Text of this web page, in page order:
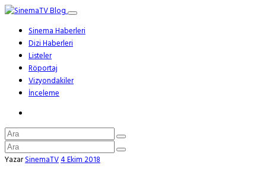
Sinema Haberleri
Dizi Haberleri
Listeler
Röportaj
Vizyondakiler
İnceleme
YazarSinemaTV4 Ekim 2018